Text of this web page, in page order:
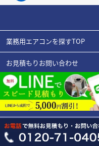
業務用エアコンを探すTOP
お見積もりお問い合わせ
初めてのお客様へ
施工実績
エアコンの豆知識